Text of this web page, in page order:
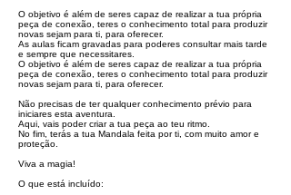
O objetivo é além de seres capaz de realizar a tua própria
peça de conexão, teres o conhecimento total para produzir
novas sejam para ti, para oferecer.
As aulas ficam gravadas para poderes consultar mais tarde
e sempre que necessitares.
O objetivo é além de seres capaz de realizar a tua própria
peça de conexão, teres o conhecimento total para produzir
novas sejam para ti, para oferecer.
Não precisas de ter qualquer conhecimento prévio para
iniciares esta aventura.
Aqui, vais poder criar a tua peça ao teu ritmo.
No fim, terás a tua Mandala feita por ti, com muito amor e
proteção.
Viva a magia!
O que está incluído: